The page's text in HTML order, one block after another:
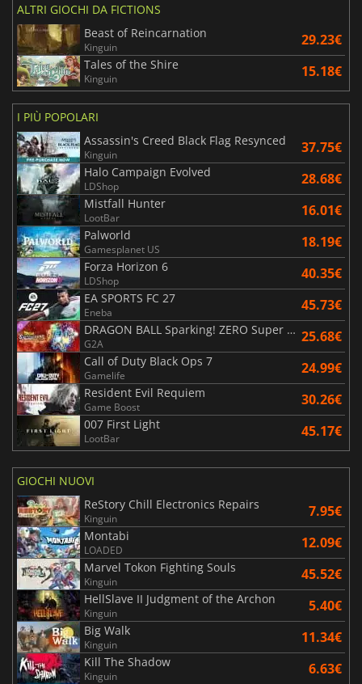
ALTRI GIOCHI DA FICTIONS
Beast of Reincarnation
Kinguin 29.23€
Tales of the Shire
Kinguin 15.18€
I PIÙ POPOLARI
Assassin's Creed Black Flag Resynced
Kinguin 37.75€
Halo Campaign Evolved
LDShop 28.68€
Mistfall Hunter
LootBar 16.01€
Palworld
Gamesplanet US 18.19€
Forza Horizon 6
LDShop 40.35€
EA SPORTS FC 27
Eneba 45.73€
DRAGON BALL Sparking! ZERO Super Limit Breaking NEO
G2A 25.68€
Call of Duty Black Ops 7
Gamelife 24.99€
Resident Evil Requiem
Game Boost 30.26€
007 First Light
LootBar 45.17€
GIOCHI NUOVI
ReStory Chill Electronics Repairs
Kinguin 7.95€
Montabi
LOADED 12.09€
Marvel Tokon Fighting Souls
Kinguin 45.52€
HellSlave II Judgment of the Archon
Kinguin 5.40€
Big Walk
Kinguin 11.34€
Kill The Shadow
Kinguin 6.63€